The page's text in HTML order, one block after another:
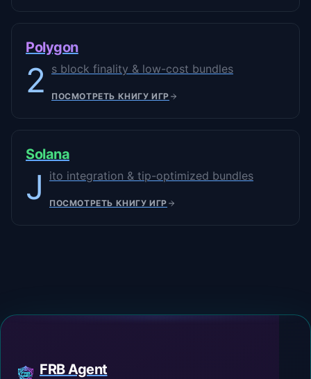
Polygon
2 s block finality & low-cost bundles
ПОСМОТРЕТЬ КНИГУ ИГР
Solana
J ito integration & tip-optimized bundles
ПОСМОТРЕТЬ КНИГУ ИГР
FRB Agent